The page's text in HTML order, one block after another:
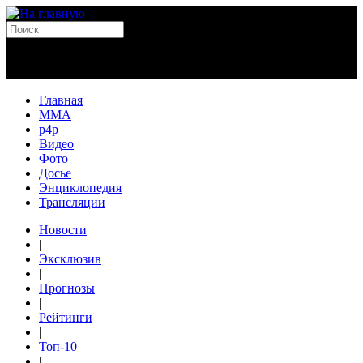
Главная
MMA
p4p
Видео
Фото
Досье
Энциклопедия
Трансляции
Новости
|
Эксклюзив
|
Прогнозы
|
Рейтинги
|
Топ-10